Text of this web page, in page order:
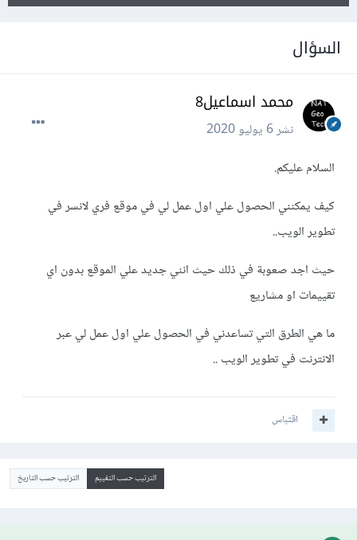
السؤال
محمد اسماعيل8
نشر6 يوليو 2020
السلام عليكم.
كيف يمكنني الحصول علي اول عمل لي في موقع فري لانسر في
تطوير الويب..
حيث اجد صعوبة في ذلك حيث انني جديد علي الموقع بدون اي
تقييمات او مشاريع
ما هي الطرق التي تساعدني في الحصول علي اول عمل لي عبر
الانترنت في تطوير الويب ..
اقتباس
الترتيب حسب التقييم الترتيب حسب التاريخ